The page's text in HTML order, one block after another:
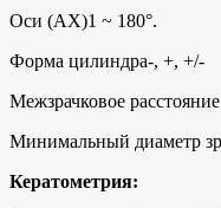
Оси (АХ)1 ~ 180°.
Форма цилиндра-, +, +/-
Межзрачковое
Минимальный диаметр
Кератометрия: